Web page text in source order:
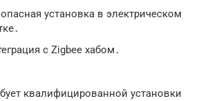
установка в электрическом
с Zigbee хабом․
квалифицированной установки